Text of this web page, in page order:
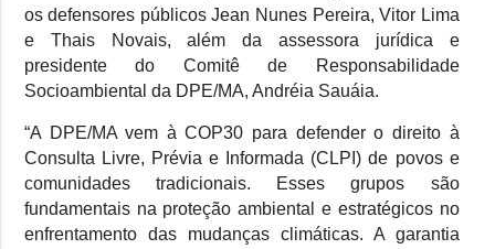
os defensores públicos Jean Nunes Pereira, Vitor Lima
e Thais Novais, além da assessora jurídica e
presidente do Comitê de Responsabilidade
Socioambiental da DPE/MA, Andréia Sauáia.
“A DPE/MA vem à COP30 para defender o direito à
Consulta Livre, Prévia e Informada (CLPI) de povos e
comunidades tradicionais. Esses grupos são
fundamentais na proteção ambiental e estratégicos no
enfrentamento das mudanças climáticas. A garantia